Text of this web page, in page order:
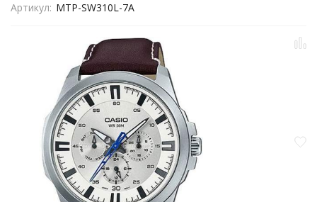
Артикул: MTP-SW310L-7A